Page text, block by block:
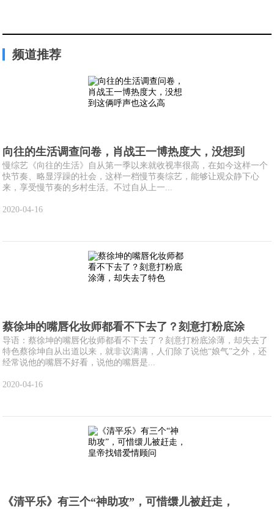
频道推荐
向往的生活调查问卷，肖战王一博热度大，没想到
慢综艺《向往的生活》自从第一季以来就收视率很高，在如今这样一个
快节奏、略显浮躁的社会，这样一档慢节奏综艺，能够让观众静下心
来，享受慢节奏的乡村生活。不过自从上一...
2020-04-16
蔡徐坤的嘴唇化妆师都看不下去了？刻意打粉底涂
导语：蔡徐坤的嘴唇化妆师都看不下去了？刻意打粉底涂薄，却失去了
特色蔡徐坤自从出道以来，就非议满满，人们除了说他“娘气”之外，还
经常说他的嘴唇不好看，说他的嘴唇是...
2020-04-16
《清平乐》有三个“神助攻”，可惜缳儿被赶走，